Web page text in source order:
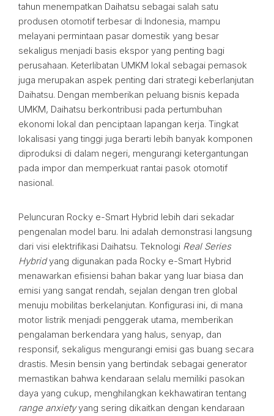
tahun menempatkan Daihatsu sebagai salah satu
produsen otomotif terbesar di Indonesia, mampu
melayani permintaan pasar domestik yang besar
sekaligus menjadi basis ekspor yang penting bagi
perusahaan. Keterlibatan UMKM lokal sebagai pemasok
juga merupakan aspek penting dari strategi keberlanjutan
Daihatsu. Dengan memberikan peluang bisnis kepada
UMKM, Daihatsu berkontribusi pada pertumbuhan
ekonomi lokal dan penciptaan lapangan kerja. Tingkat
lokalisasi yang tinggi juga berarti lebih banyak komponen
diproduksi di dalam negeri, mengurangi ketergantungan
pada impor dan memperkuat rantai pasok otomotif
nasional.
Peluncuran Rocky e-Smart Hybrid lebih dari sekadar
pengenalan model baru. Ini adalah demonstrasi langsung
dari visi elektrifikasi Daihatsu. Teknologi Real Series
Hybridyang digunakan pada Rocky e-Smart Hybrid
menawarkan efisiensi bahan bakar yang luar biasa dan
emisi yang sangat rendah, sejalan dengan tren global
menuju mobilitas berkelanjutan. Konfigurasi ini, di mana
motor listrik menjadi penggerak utama, memberikan
pengalaman berkendara yang halus, senyap, dan
responsif, sekaligus mengurangi emisi gas buang secara
drastis. Mesin bensin yang bertindak sebagai generator
memastikan bahwa kendaraan selalu memiliki pasokan
daya yang cukup, menghilangkan kekhawatiran tentang
range anxietyyang sering dikaitkan dengan kendaraan